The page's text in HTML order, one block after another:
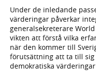
Under de inledande
värderingar påverkar
generalsekreterare
vikten att förstå vilka
när den kommer till
förutsättning att ta till sig
demokratiska